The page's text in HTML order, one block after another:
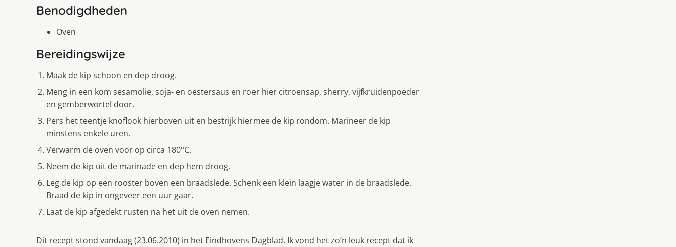
Benodigdheden
Oven
Bereidingswijze
Maak de kip schoon en dep droog.
Meng in een kom sesamolie, soja- en oestersaus en roer hier citroensap, sherry, vijfkruidenpoeder
en gemberwortel door.
Pers het teentje knoflook hierboven uit en bestrijk hiermee de kip rondom. Marineer de kip
minstens enkele uren.
Verwarm de oven voor op circa 180°C.
Neem de kip uit de marinade en dep hem droog.
Leg de kip op een rooster boven een braadslede. Schenk een klein laagje water in de braadslede.
Braad de kip in ongeveer een uur gaar.
Laat de kip afgedekt rusten na het uit de oven nemen.
Dit recept stond vandaag (23.06.2010) in het Eindhovens Dagblad. Ik vond het zo’n leuk recept dat ik